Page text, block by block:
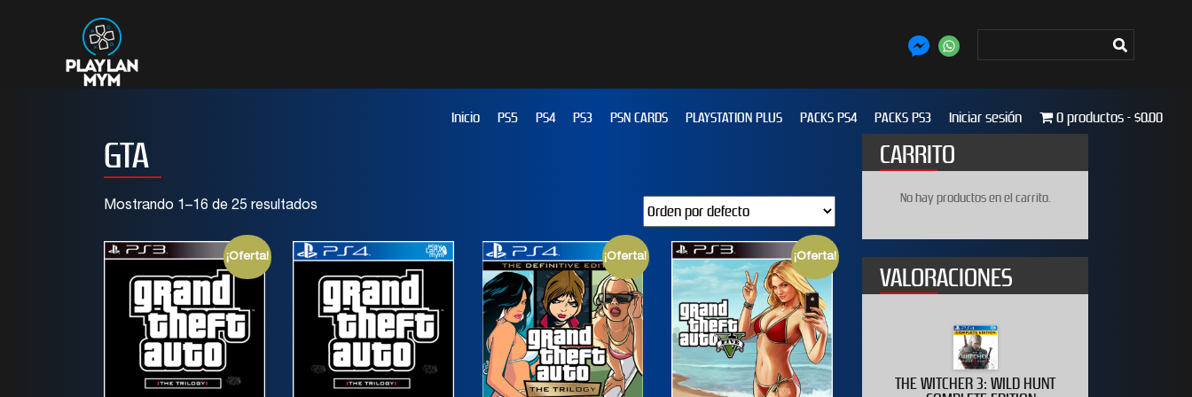
Inicio PS5 PS4 PS3 PSN CARDS PLAYSTATION PLUS PACKS PS4 PACKS PS3 Iniciar sesión 0 productos $0.00
GTA
Mostrando 1–16 de 25 resultados
¡Oferta! ¡Oferta! ¡Oferta!
CARRITO
No hay productos en el carrito.
VALORACIONES
JUST DANCE 2019
EFOOTBALL PES 2020
THE WITCHER 3: WILD HUNT